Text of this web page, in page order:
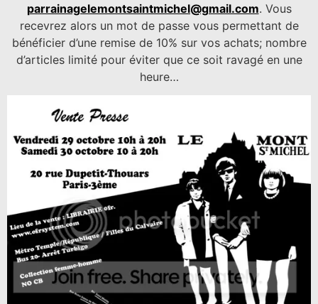
parrainagelemontsaintmichel@gmail.com. Vous
recevrez alors un mot de passe vous permettant de
bénéficier d’une remise de 10% sur vos achats; nombre
d’articles limité pour éviter que ce soit ravagé en une
heure…